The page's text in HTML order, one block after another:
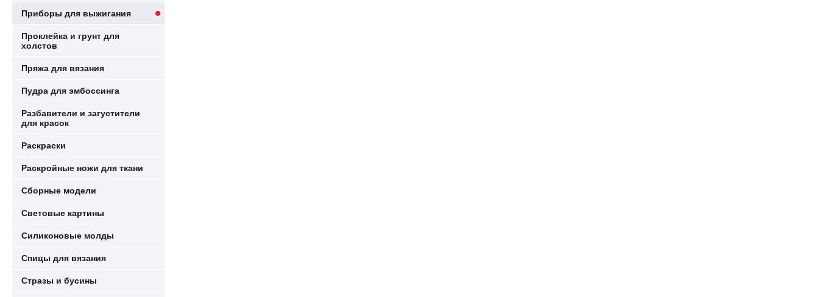
Приборы для выжигания
Проклейка и грунт для
холстов
Пряжа для вязания
Пудра для эмбоссинга
Разбавители и загустители
для красок
Раскраски
Раскройные ножи для ткани
Сборные модели
Световые картины
Силиконовые молды
Спицы для вязания
Стразы и бусины